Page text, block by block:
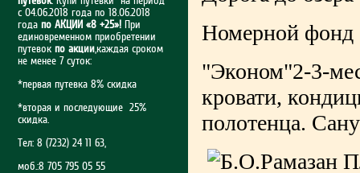
с 04.06.2018 года по 18.06.2018
года по АКЦИИ «8 +25»! При
единовременном приобретении
путевок по акции,каждая сроком
не менее 7 суток:
*первая путевка 8% скидка
*вторая и последующие 25%
скидка.
Тел: 8 (7232) 24 11 63,
моб.:8 705 795 05 55
Номерной фонд
"Эконом"2-3-
кровати,
полотенца.